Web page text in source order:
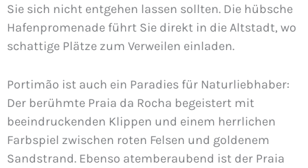
Sie sich nicht entgehen lassen sollten. Die hübsche
Hafenpromenade führt Sie direkt in die Altstadt, wo
schattige Plätze zum Verweilen einladen.
Portimão ist auch ein Paradies für Naturliebhaber:
Der berühmte Praia da Rocha begeistert mit
beeindruckenden Klippen und einem herrlichen
Farbspiel zwischen roten Felsen und goldenem
Sandstrand. Ebenso atemberaubend ist der Praia